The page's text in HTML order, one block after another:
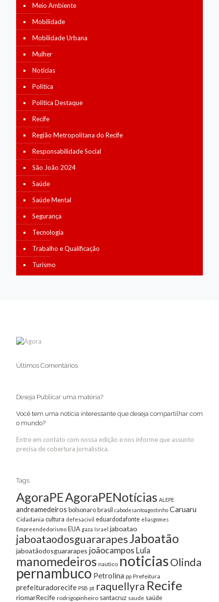
Meio Ambiente
Mobilidade
Mobilidade Urbana
Mulher
Notícias
Política
Política Destaque
Recife
Região Metropolitana do Recife
Responsabilidade Social
São João 2024
Saúde
Saúde Mental
Segurança
Tecnologia
Trabalho e Qualificação
Turismo
Últimos Comentários
Deseja Publicar uma matéria?
Você tem uma notícia interessante que deseja compartilhar com
o mundo?
Entre em contato com nossa edição e nos informe que assunto
precisa de cobertura jornalística.
Tags
AgoraPEAgoraPENotícias ALEPE
andreamedeiros bolsonarobrasil cabodesantoagostinho Caruaru
Cidadania cultura defesacivil eduardodafonte eliasgomes
Empreendedorismo EUA gaza Israel jaboatao
jaboataodosguararapesJaboatão
jaboatãodosguararapes joãocampos Lula
manomedeiros nautico noticiasOlinda
pernambuco Petrolina pp Prefeitura
prefeituradorecife PSB pt raquellyra Recife
riomarRecife rodrigopinheiro santacruz saude saúde